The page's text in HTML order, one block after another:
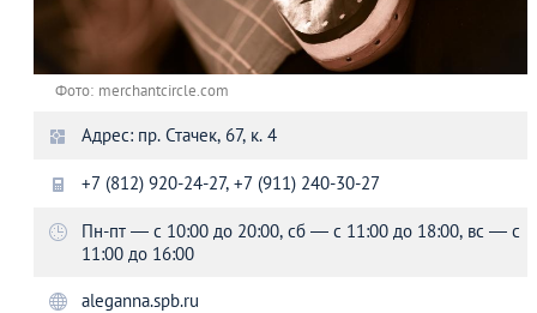
Фото: merchantcircle.com
Адрес: пр. Стачек, 67, к. 4
+7 (812) 920-24-27, +7 (911) 240-30-27
Пн-пт — с 10:00 до 20:00, сб — с 11:00 до 18:00, вс — с
11:00 до 16:00
aleganna.spb.ru